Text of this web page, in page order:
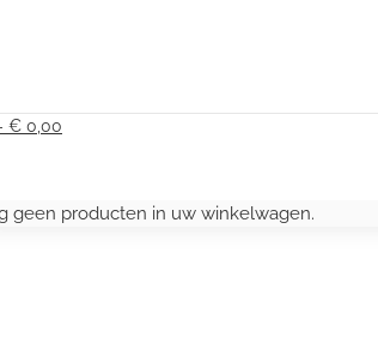
€ 0,00
geen producten in uw winkelwagen.